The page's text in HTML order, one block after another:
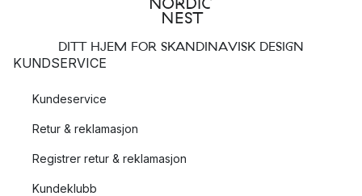
DITT HJEM FOR SKANDINAVISK DESIGN
KUNDSERVICE
Kundeservice
Retur & reklamasjon
Registrer retur & reklamasjon
Kundeklubb